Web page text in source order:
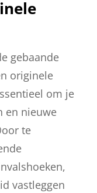
gebaande
originele
om je
en nieuwe
te
vastleggen